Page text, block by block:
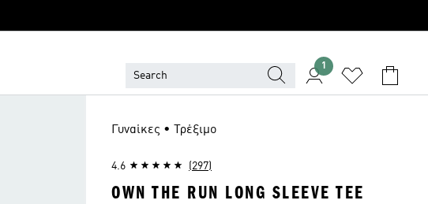
1
Γυναίκες • Τρέξιμο
4.6 (297)
OWN THE RUN LONG SLEEVE TEE